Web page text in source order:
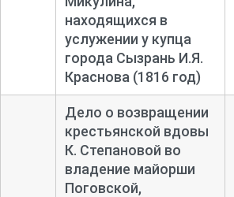
находящихся в
услужении у купца
города Сызрань И.Я.
Краснова (1816 год)
Дело о возвращении
крестьянской вдовы
К. Степановой во
владение майорши
Поговской,